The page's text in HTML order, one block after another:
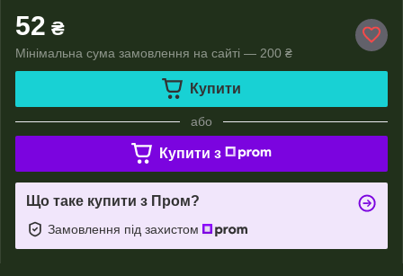
52 ₴
Мінімальна сума замовлення на сайті — 200 ₴
Купити
або
Купити з
Що таке купити з Пром?
Замовлення під захистом